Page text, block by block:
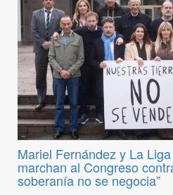
Mariel Fernández y La
marchan al Congreso
soberanía no se negocia”